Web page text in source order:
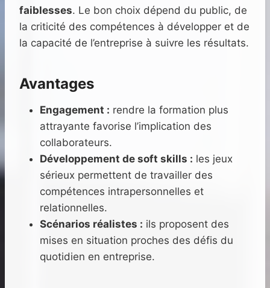
faiblesses. Le bon choix dépend du public, de
la criticité des compétences à développer et de
la capacité de l’entreprise à suivre les résultats.
Avantages
Engagement : rendre la formation plus
attrayante favorise l’implication des
collaborateurs.
Développement de soft skills : les jeux
sérieux permettent de travailler des
compétences intrapersonnelles et
relationnelles.
Scénarios réalistes : ils proposent des
mises en situation proches des défis du
quotidien en entreprise.